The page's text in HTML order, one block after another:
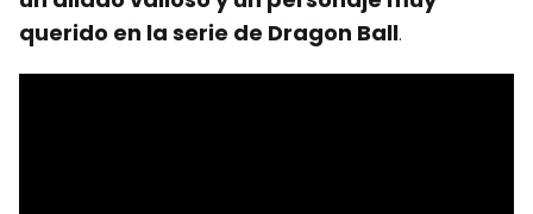
querido en la serie de Dragon Ball.